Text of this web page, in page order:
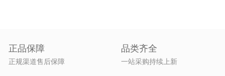
正品保障
正规渠道售后保障
品类齐全
一站采购持续上新